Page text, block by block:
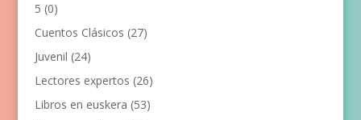
5 (0)
Cuentos Clásicos (27)
Juvenil (24)
Lectores expertos (26)
Libros en euskera (53)